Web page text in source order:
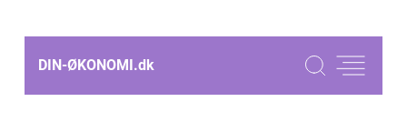
DIN-ØKONOMI.dk